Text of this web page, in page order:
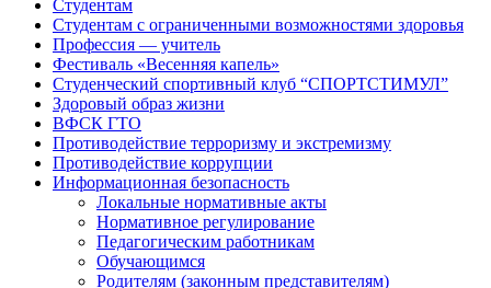
Студентам
Студентам с ограниченными возможностями здоровья
Профессия — учитель
Фестиваль «Весенняя капель»
Студенческий спортивный клуб “СПОРТСТИМУЛ”
Здоровый образ жизни
ВФСК ГТО
Противодействие терроризму и экстремизму
Противодействие коррупции
Информационная безопасность
Локальные нормативные акты
Нормативное регулирование
Педагогическим работникам
Обучающимся
Родителям (законным представителям)